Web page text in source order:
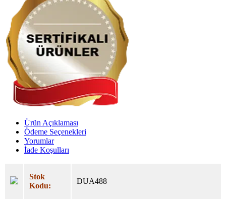
Ürün Açıklaması
Ödeme Seçenekleri
Yorumlar
İade Koşulları
Stok
Kodu:
DUA488